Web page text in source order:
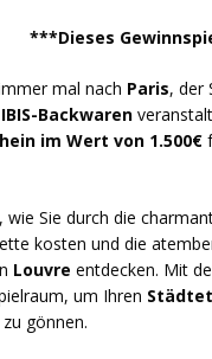
***Dieses
mal nach Paris, der
IBIS-Backwaren
im Wert von 1.500€
wie Sie durch die
kosten und die
Louvre entdecken. Mit
um Ihren
gönnen.